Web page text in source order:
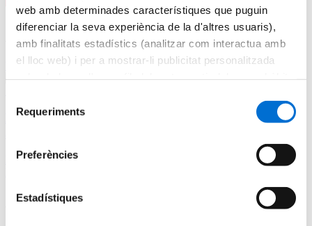
web amb determinades característiques que puguin
diferenciar la seva experiència de la d'altres usuaris),
amb finalitats estadístics (analitzar com interactua amb
el lloc web) i per a mostrar-li publicitat personalitzada
obtenir més informació sobre les cookies pot consultar la
Requeriments
Preferències
Estadístiques
Actualitat
Veure més notícies
Matrícula oberta per als cursos Gaudir UB. Gaudeix
L’IL3-UB ofereix més de vuitanta cursos especialitzats de fins a 20
Amb el suport de